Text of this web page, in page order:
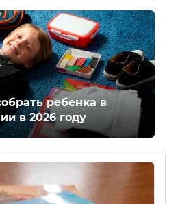
ребенка в
в 2026 году